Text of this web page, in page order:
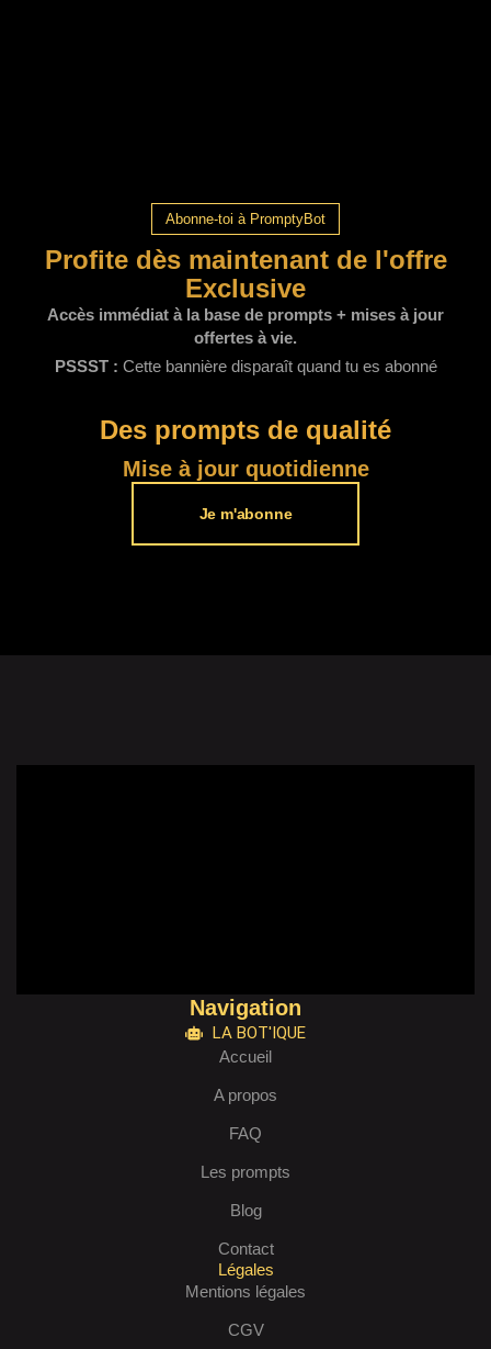
Abonne-toi à PromptyBot
Profite dès maintenant de l'offre
Exclusive
Accès immédiat à la base de prompts + mises à jour
offertes à vie.
PSSST : Cette bannière disparaît quand tu es abonné
Des prompts de qualité​
Mise à jour quotidienne
Je m'abonne
Navigation
LA BOT'IQUE
Accueil
A propos
FAQ
Les prompts
Blog
Contact
Légales
Mentions légales
CGV